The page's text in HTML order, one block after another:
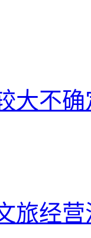
大不
旅经